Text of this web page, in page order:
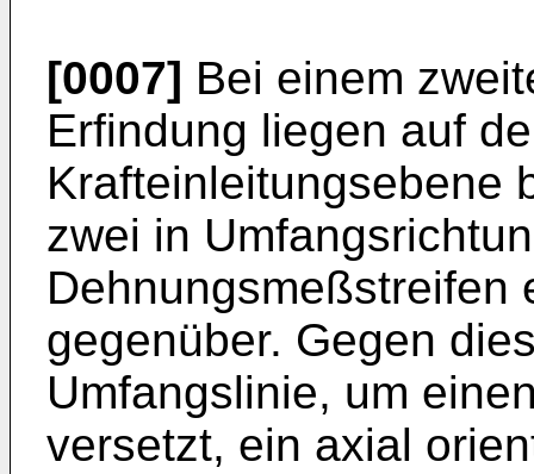
[0007] Bei einem
Erfindung liegen auf
Krafteinleitungsebene
zwei in
Dehnungsmeßstreifen
gegenüber. Gegen
Umfangslinie, um
versetzt, ein axial